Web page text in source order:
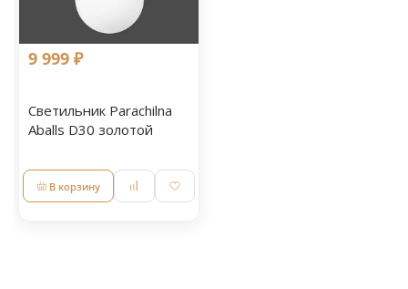
9 999 ₽
Светильник Parachilna
Aballs D30 золотой
В корзину